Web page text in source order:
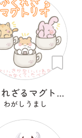
かくれざるマグトリオ
わがしうまし